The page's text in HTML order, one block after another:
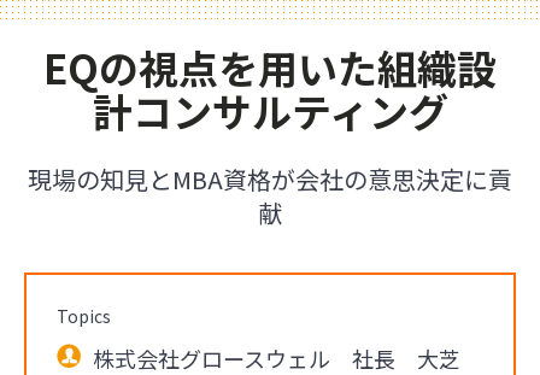
EQの視点を用いた組織設
計コンサルティング
現場の知見とMBA資格が会社の意思決定に貢
献
Topics
株式会社グロースウェル 社長 大芝